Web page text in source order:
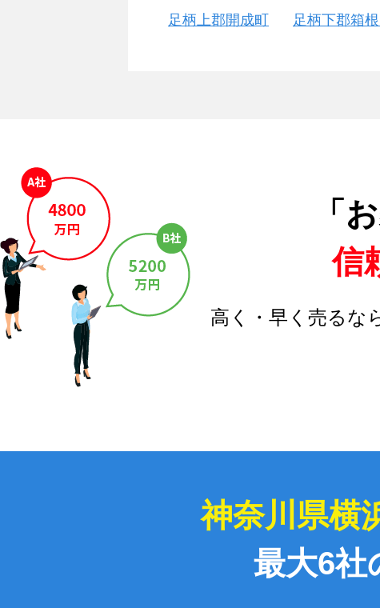
足柄上郡開成町 足柄下郡箱根
「
信
高く・早く売るな
神奈川県横
最大6社